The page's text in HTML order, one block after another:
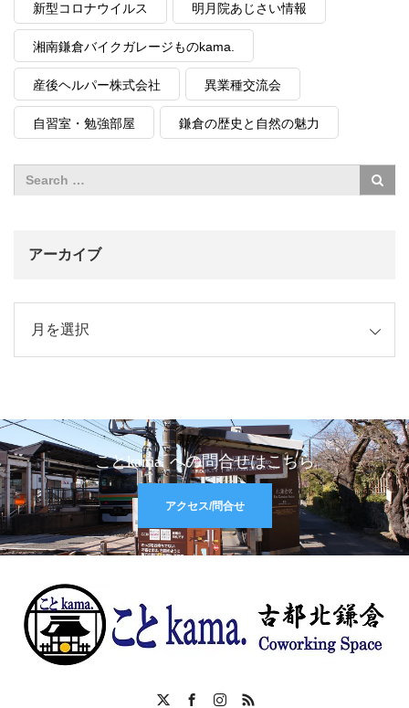
新型コロナウイルス 明月院あじさい情報
湘南鎌倉バイクガレージものkama.
産後ヘルパー株式会社 異業種交流会
自習室・勉強部屋 鎌倉の歴史と自然の魅力
アーカイブ
ことkama. への問合せはこちら
アクセス/問合せ
FacebookInstagram